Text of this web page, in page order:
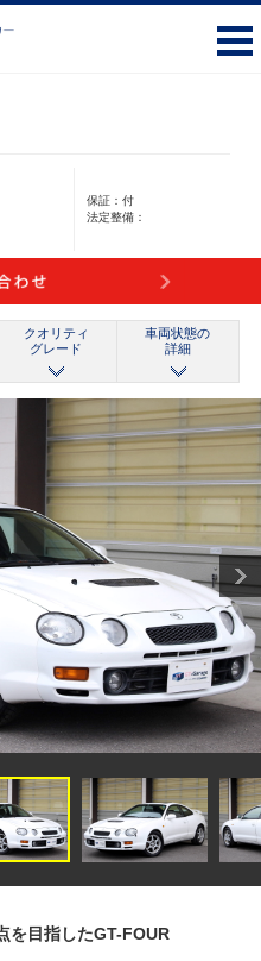
保証：付
法定整備：
クオリティ
グレード
車両状態の
詳細
目指したGT-FOUR